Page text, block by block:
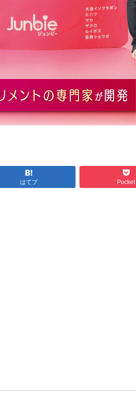
はてブ Pocket